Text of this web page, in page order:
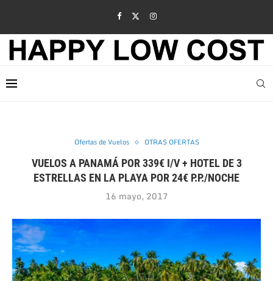
Ofertas de Vuelos OTRAS OFERTAS
VUELOS A PANAMÁ POR 339€ I/V + HOTEL DE 3
ESTRELLAS EN LA PLAYA POR 24€ P.P./NOCHE
16 mayo, 2017